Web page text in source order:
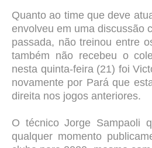
Quanto ao time que deve
envolveu em uma discussão
passada, não treinou entre
também não recebeu o
nesta quinta-feira (21) foi
novamente por Pará que
direita nos jogos anteriores.
O técnico Jorge Sampaoli
qualquer momento